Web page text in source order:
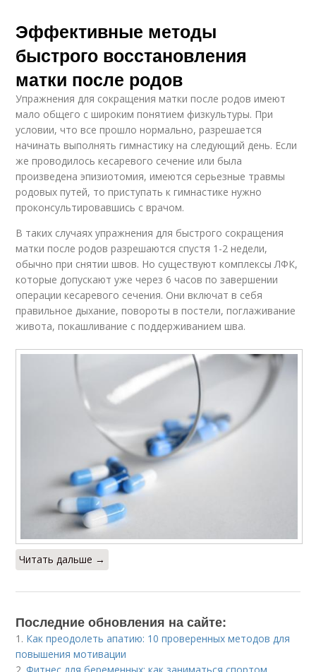
Эффективные методы
быстрого восстановления
матки после родов
Упражнения для сокращения матки после родов имеют
мало общего с широким понятием физкультуры. При
условии, что все прошло нормально, разрешается
начинать выполнять гимнастику на следующий день. Если
же проводилось кесаревого сечение или была
произведена эпизиотомия, имеются серьезные травмы
родовых путей, то приступать к гимнастике нужно
проконсультировавшись с врачом.
В таких случаях упражнения для быстрого сокращения
матки после родов разрешаются спустя 1-2 недели,
обычно при снятии швов. Но существуют комплексы ЛФК,
которые допускают уже через 6 часов по завершении
операции кесаревого сечения. Они включат в себя
правильное дыхание, повороты в постели, поглаживание
живота, покашливание с поддерживанием шва.
Читать дальше →
Последние обновления на сайте:
1. Как преодолеть апатию: 10 проверенных методов для
повышения мотивации